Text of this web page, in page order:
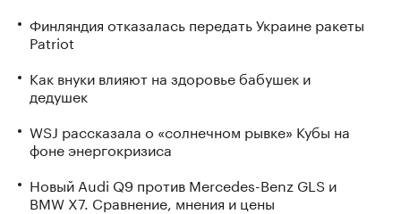
Финляндия отказалась передать Украине ракеты
Patriot
Как внуки влияют на здоровье бабушек и
дедушек
WSJ рассказала о «солнечном рывке» Кубы на
фоне энергокризиса
Новый Audi Q9 против Mercedes-Benz GLS и
BMW X7. Сравнение, мнения и цены